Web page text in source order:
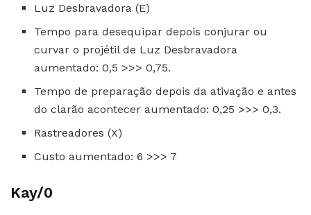
Luz Desbravadora (E)
Tempo para desequipar depois conjurar ou
curvar o projétil de Luz Desbravadora
aumentado: 0,5 >>> 0,75.
Tempo de preparação depois da ativação e antes
do clarão acontecer aumentado: 0,25 >>> 0,3.
Rastreadores (X)
Custo aumentado: 6 >>> 7
Kay/0